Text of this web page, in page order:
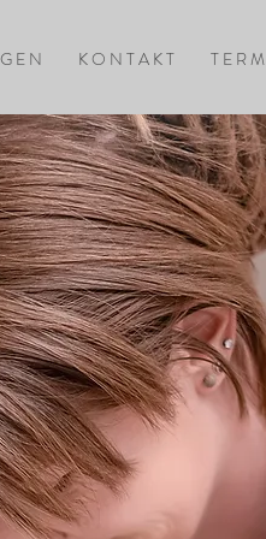
E N K O N T A K T T E R